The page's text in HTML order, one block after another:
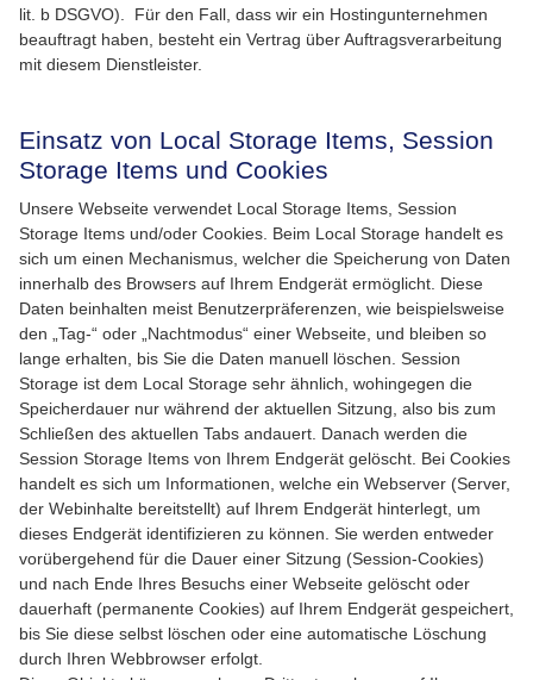
lit. b DSGVO). Für den Fall, dass wir ein Hostingunternehmen
beauftragt haben, besteht ein Vertrag über Auftragsverarbeitung
mit diesem Dienstleister.
Einsatz von Local Storage Items, Session
Storage Items und Cookies
Unsere Webseite verwendet Local Storage Items, Session
Storage Items und/oder Cookies. Beim Local Storage handelt es
sich um einen Mechanismus, welcher die Speicherung von Daten
innerhalb des Browsers auf Ihrem Endgerät ermöglicht. Diese
Daten beinhalten meist Benutzerpräferenzen, wie beispielsweise
den „Tag-“ oder „Nachtmodus“ einer Webseite, und bleiben so
lange erhalten, bis Sie die Daten manuell löschen. Session
Storage ist dem Local Storage sehr ähnlich, wohingegen die
Speicherdauer nur während der aktuellen Sitzung, also bis zum
Schließen des aktuellen Tabs andauert. Danach werden die
Session Storage Items von Ihrem Endgerät gelöscht. Bei Cookies
handelt es sich um Informationen, welche ein Webserver (Server,
der Webinhalte bereitstellt) auf Ihrem Endgerät hinterlegt, um
dieses Endgerät identifizieren zu können. Sie werden entweder
vorübergehend für die Dauer einer Sitzung (Session-Cookies)
und nach Ende Ihres Besuchs einer Webseite gelöscht oder
dauerhaft (permanente Cookies) auf Ihrem Endgerät gespeichert,
bis Sie diese selbst löschen oder eine automatische Löschung
durch Ihren Webbrowser erfolgt.